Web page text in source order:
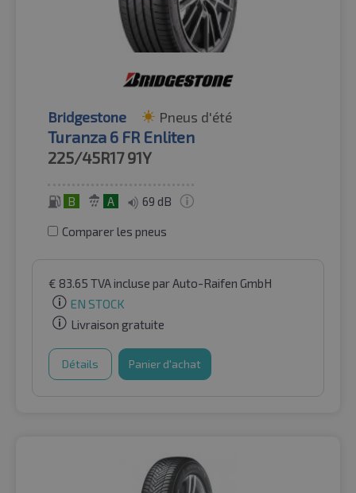
Bridgestone Pneus d'été
Turanza 6 FR Enliten
225/45R17 91Y
B A 69 dB
Comparer les pneus
€ 83.65 TVA incluse par Auto-Raifen GmbH
EN STOCK
Livraison gratuite
Détails Panier d'achat